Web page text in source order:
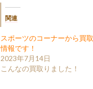
関連
スポーツのコーナーから買取
情報です！
2023年7月14日
こんなの買取りました！